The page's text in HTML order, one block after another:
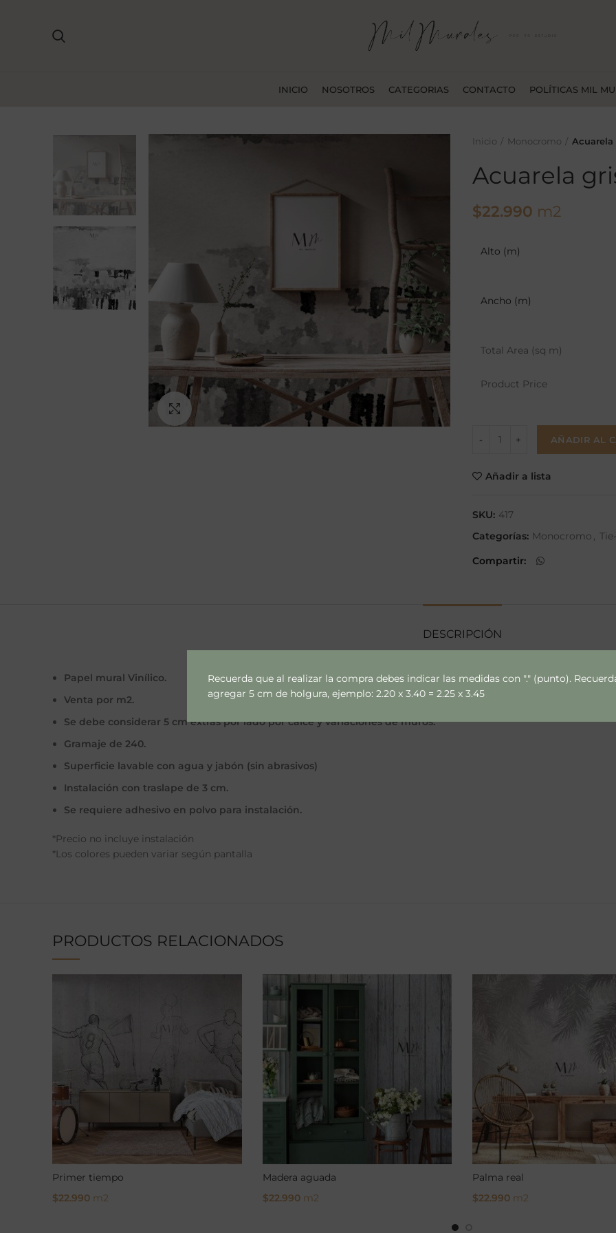
Recuerda que al realizar la compra debes indicar las medidas con "." (punto).
agregar 5 cm de holgura, ejemplo: 2.20 x 3.40 = 2.25 x 3.45
INICIO NOSOTROS CATEGORIAS CONTACTO POLÍTICAS MIL
Ampliar
Inicio Monocromo Acuarela
Acuarela
$22.990 m2
Alto (m)
Ancho (m)
Total Area (sq m)
Product Price
AÑADIR AL
Añadir a lista
SKU: 417
Categorías: Monocromo ,
Compartir
DESCRIPCIÓN
Papel mural Vinílico.
Venta por m2.
Se debe considerar 5 cm extras por lado por calce y variaciones de muros.
Gramaje de 240.
Superficie lavable con agua y jabón (sin abrasivos)
Instalación con traslape de 3 cm.
Se requiere adhesivo en polvo para instalación.
*Precio no incluye instalación
*Los colores pueden variar según pantalla
PRODUCTOS RELACIONADOS
Primer tiempo
$22.990 m2
Madera aguada
$22.990m2
Palma real
$22.990 m2